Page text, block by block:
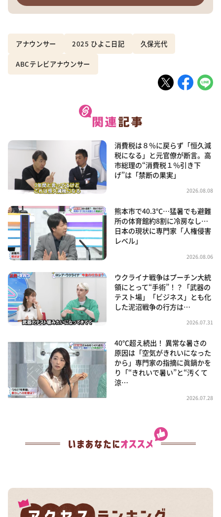
アナウンサー 2025 ひよこ日記 久保光代
ABCテレビアナウンサー
消費税は８％に戻らず「恒久減
税になる」と元官僚が断言。高
市総理の“消費税１％引き下
げ”は「禁断の果実」
2026.08.08
熊本市で40.3℃…猛暑でも避難
所の体育館約8割に冷房なし…
日本の現状に専門家「人権侵害
レベル」
2026.08.06
ウクライナ戦争はプーチン大統
領にとって“手術”！？「武器の
テスト場」「ビジネス」とも化
した泥沼戦争の行方は…
2026.07.31
40℃超え続出！ 異常な暑さの
原因は「空気がきれいになった
から」専門家の指摘に眞鍋かを
り「“きれいで暑い”と“汚くて
涼…
2026.07.28